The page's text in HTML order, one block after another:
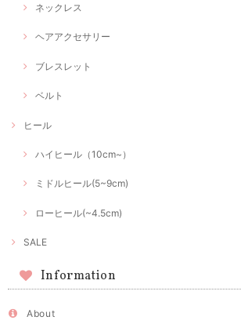
ネックレス
ヘアアクセサリー
ブレスレット
ベルト
ヒール
ハイヒール（10cm~）
ミドルヒール(5~9cm)
ローヒール(~4.5cm)
SALE
Information
About